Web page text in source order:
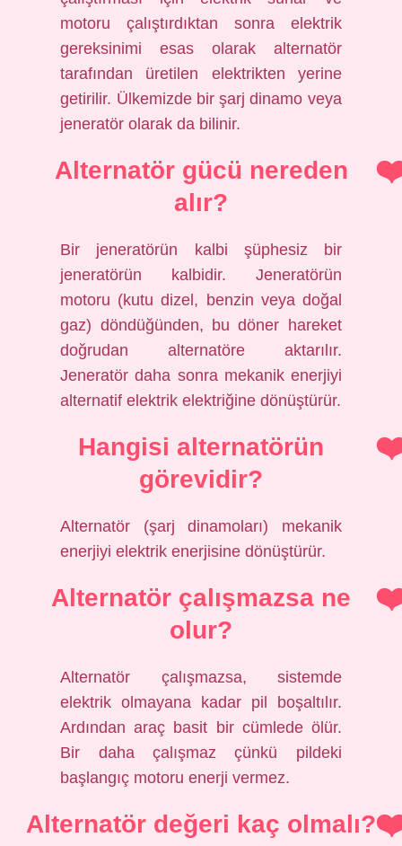
motoru çalıştırdıktan sonra elektrik
gereksinimi esas olarak alternatör
tarafından üretilen elektrikten yerine
getirilir. Ülkemizde bir şarj dinamo veya
jeneratör olarak da bilinir.
Alternatör gücü nereden
alır?
Bir jeneratörün kalbi şüphesiz bir
jeneratörün kalbidir. Jeneratörün
motoru (kutu dizel, benzin veya doğal
gaz) döndüğünden, bu döner hareket
doğrudan alternatöre aktarılır.
Jeneratör daha sonra mekanik enerjiyi
alternatif elektrik elektriğine dönüştürür.
Hangisi alternatörün
görevidir?
Alternatör (şarj dinamoları) mekanik
enerjiyi elektrik enerjisine dönüştürür.
Alternatör çalışmazsa ne
olur?
Alternatör çalışmazsa, sistemde
elektrik olmayana kadar pil boşaltılır.
Ardından araç basit bir cümlede ölür.
Bir daha çalışmaz çünkü pildeki
başlangıç ​​motoru enerji vermez.
Alternatör değeri kaç olmalı?